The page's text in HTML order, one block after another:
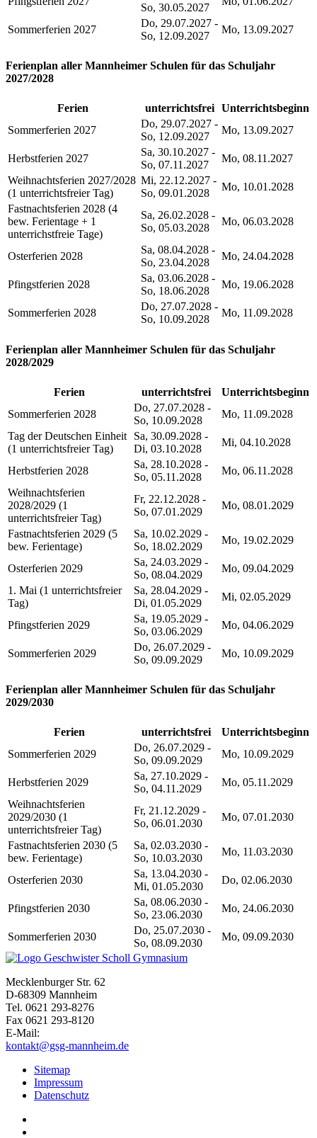
So, 30.05.2027
Sommerferien 2027
Do, 29.07.2027 -
So, 12.09.2027
Mo, 13.09.2027
Ferienplan aller Mannheimer Schulen für das Schuljahr
2027/2028
Ferien unterrichtsfrei Unterrichtsbeginn
Sommerferien 2027
Do, 29.07.2027 -
So, 12.09.2027
Mo, 13.09.2027
Herbstferien 2027
Sa, 30.10.2027 -
So, 07.11.2027
Mo, 08.11.2027
Weihnachtsferien 2027/2028
(1 unterrichtsfreier Tag)
Mi, 22.12.2027 -
So, 09.01.2028
Mo, 10.01.2028
Fastnachtsferien 2028 (4
bew. Ferientage + 1
unterrichstfreie Tage)
Sa, 26.02.2028 -
So, 05.03.2028
Mo, 06.03.2028
Osterferien 2028
Sa, 08.04.2028 -
So, 23.04.2028
Mo, 24.04.2028
Pfingstferien 2028
Sa, 03.06.2028 -
So, 18.06.2028
Mo, 19.06.2028
Sommerferien 2028
Do, 27.07.2028 -
So, 10.09.2028
Mo, 11.09.2028
Ferienplan aller Mannheimer Schulen für das Schuljahr
2028/2029
Ferien unterrichtsfrei
Unterrichtsbeginn
Sommerferien 2028
Do, 27.07.2028 -
So, 10.09.2028
Mo, 11.09.2028
Tag der Deutschen Einheit
(1 unterrichtsfreier Tag)
Sa, 30.09.2028 -
Di, 03.10.2028
Mi, 04.10.2028
Herbstferien 2028
Sa, 28.10.2028 -
So, 05.11.2028
Mo, 06.11.2028
Weihnachtsferien
2028/2029 (1
unterrichtsfreier Tag)
Fr, 22.12.2028 -
So, 07.01.2029
Mo, 08.01.2029
Fastnachtsferien 2029 (5
bew. Ferientage)
Sa, 10.02.2029 -
So, 18.02.2029
Mo, 19.02.2029
Osterferien 2029
Sa, 24.03.2029 -
So, 08.04.2029
Mo, 09.04.2029
1. Mai (1 unterrichtsfreier
Tag)
Sa, 28.04.2029 -
Di, 01.05.2029
Mi, 02.05.2029
Pfingstferien 2029
Sa, 19.05.2029 -
So, 03.06.2029
Mo, 04.06.2029
Sommerferien 2029
Do, 26.07.2029 -
So, 09.09.2029
Mo, 10.09.2029
Ferienplan aller Mannheimer Schulen für das Schuljahr
2029/2030
Ferien unterrichtsfrei
Unterrichtsbeginn
Sommerferien 2029
Do, 26.07.2029 -
So, 09.09.2029
Mo, 10.09.2029
Herbstferien 2029
Sa, 27.10.2029 -
So, 04.11.2029
Mo, 05.11.2029
Weihnachtsferien
2029/2030 (1
unterrichtsfreier Tag)
Fr, 21.12.2029 -
So, 06.01.2030
Mo, 07.01.2030
Fastnachtsferien 2030 (5
bew. Ferientage)
Sa, 02.03.2030 -
So, 10.03.2030
Mo, 11.03.2030
Osterferien 2030
Sa, 13.04.2030 -
Mi, 01.05.2030
Do, 02.06.2030
Pfingstferien 2030
Sa, 08.06.2030 -
So, 23.06.2030
Mo, 24.06.2030
Sommerferien 2030
Do, 25.07.2030 -
So, 08.09.2030
Mo, 09.09.2030
Mecklenburger Str. 62
D-68309 Mannheim
Tel. 0621 293-8276
Fax 0621 293-8120
E-Mail:
kontakt@gsg-mannheim.de
Sitemap
Impressum
Datenschutz